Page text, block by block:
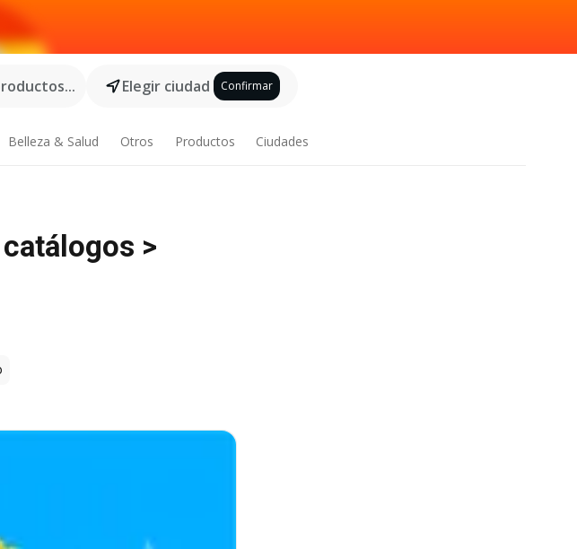
Elegir ciudad Confirmar
Belleza & Salud Otros Productos Ciudades
>